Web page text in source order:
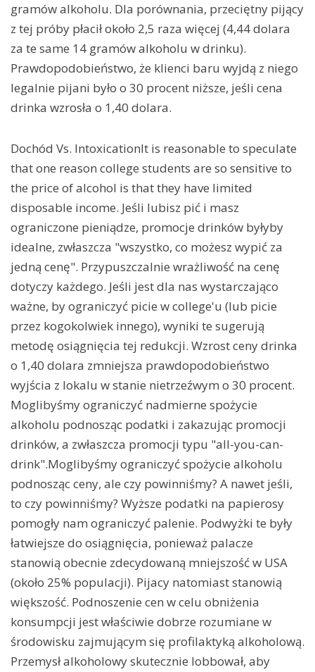
gramów alkoholu. Dla porównania, przeciętny pijący
z tej próby płacił około 2,5 raza więcej (4,44 dolara
za te same 14 gramów alkoholu w drinku).
Prawdopodobieństwo, że klienci baru wyjdą z niego
legalnie pijani było o 30 procent niższe, jeśli cena
drinka wzrosła o 1,40 dolara.
Dochód Vs. IntoxicationIt is reasonable to speculate
that one reason college students are so sensitive to
the price of alcohol is that they have limited
disposable income. Jeśli lubisz pić i masz
ograniczone pieniądze, promocje drinków byłyby
idealne, zwłaszcza "wszystko, co możesz wypić za
jedną cenę". Przypuszczalnie wrażliwość na cenę
dotyczy każdego. Jeśli jest dla nas wystarczająco
ważne, by ograniczyć picie w college'u (lub picie
przez kogokolwiek innego), wyniki te sugerują
metodę osiągnięcia tej redukcji. Wzrost ceny drinka
o 1,40 dolara zmniejsza prawdopodobieństwo
wyjścia z lokalu w stanie nietrzeźwym o 30 procent.
Moglibyśmy ograniczyć nadmierne spożycie
alkoholu podnosząc podatki i zakazując promocji
drinków, a zwłaszcza promocji typu "all-you-can-
drink".Moglibyśmy ograniczyć spożycie alkoholu
podnosząc ceny, ale czy powinniśmy? A nawet jeśli,
to czy powinniśmy? Wyższe podatki na papierosy
pomogły nam ograniczyć palenie. Podwyżki te były
łatwiejsze do osiągnięcia, ponieważ palacze
stanowią obecnie zdecydowaną mniejszość w USA
(około 25% populacji). Pijacy natomiast stanowią
większość. Podnoszenie cen w celu obniżenia
konsumpcji jest właściwie dobrze rozumiane w
środowisku zajmującym się profilaktyką alkoholową.
Przemysł alkoholowy skutecznie lobbował, aby